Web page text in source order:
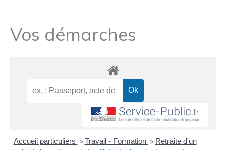
Vos démarches
Accueil particuliers > Travail - Formation > Retraite d'un